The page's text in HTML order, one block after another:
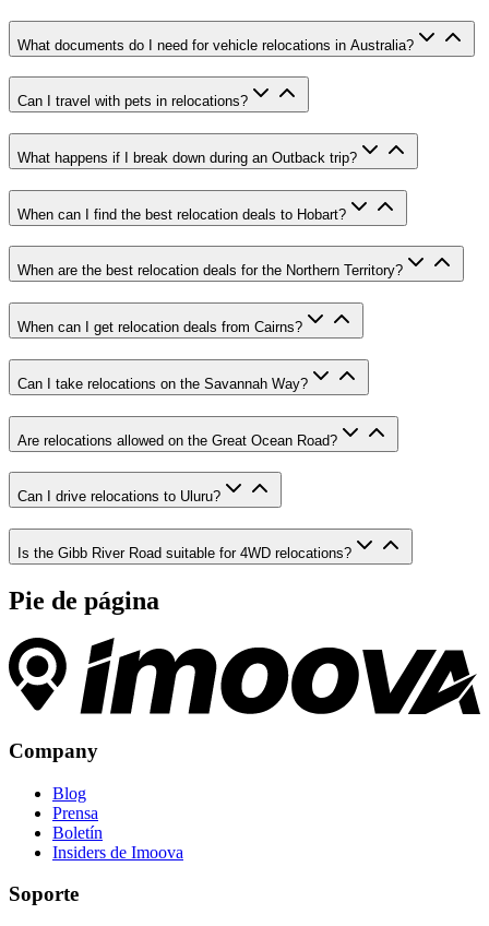
What documents do I need for vehicle relocations in Australia?
Can I travel with pets in relocations?
What happens if I break down during an Outback trip?
When can I find the best relocation deals to Hobart?
When are the best relocation deals for the Northern Territory?
When can I get relocation deals from Cairns?
Can I take relocations on the Savannah Way?
Are relocations allowed on the Great Ocean Road?
Can I drive relocations to Uluru?
Is the Gibb River Road suitable for 4WD relocations?
Pie de página
Company
Blog
Prensa
Boletín
Insiders de Imoova
Soporte